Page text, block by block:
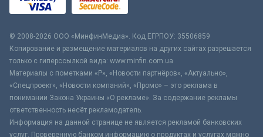
© 2008-2026 ООО «МинфинМедиа». Код ЕГРПОУ: 35506859
Копирование и размещение материалов на других сайтах разрешается
только с гиперссылкой вида: www.minfin.com.ua
Материалы с пометками «Р», «Новости партнёров», «Актуально»,
«Спецпроект», «Новости компаний», «Промо» – это реклама в
понимании Закона Украины «О рекламе». За содержание рекламы
ответственность несёт рекламодатель.
Информация на данной странице не является рекламой банковских
услуг. Проверенную банком информацию о продуктах и услугах можно